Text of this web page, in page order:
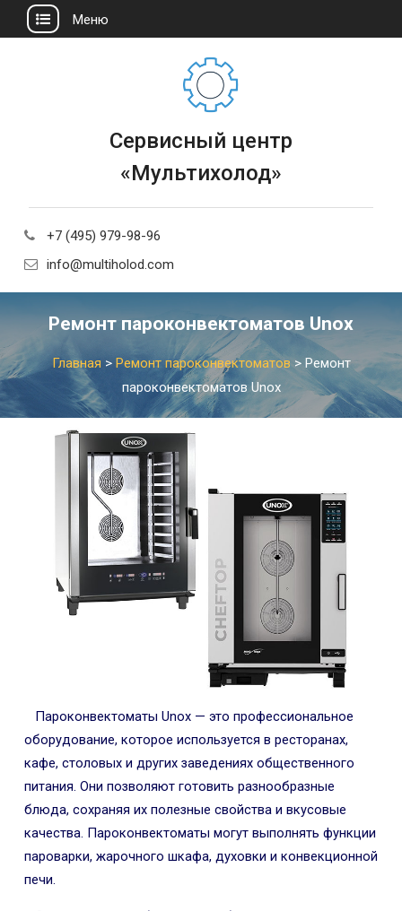
Меню
Сервисный центр
«Мультихолод»
+7 (495) 979-98-96
info@multiholod.com
Ремонт пароконвектоматов Unox
Главная > Ремонт пароконвектоматов > Ремонт
пароконвектоматов Unox
Пароконвектоматы Unox — это профессиональное
оборудование, которое используется в ресторанах,
кафе, столовых и других заведениях общественного
питания. Они позволяют готовить разнообразные
блюда, сохраняя их полезные свойства и вкусовые
качества. Пароконвектоматы могут выполнять функции
пароварки, жарочного шкафа, духовки и конвекционной
печи.